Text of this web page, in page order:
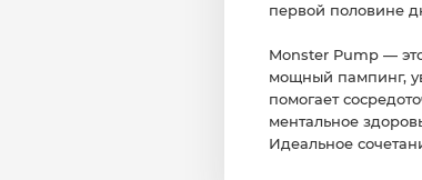
первой половине
Monster Pump —
мощный пампинг,
помогает
ментальное
Идеальное